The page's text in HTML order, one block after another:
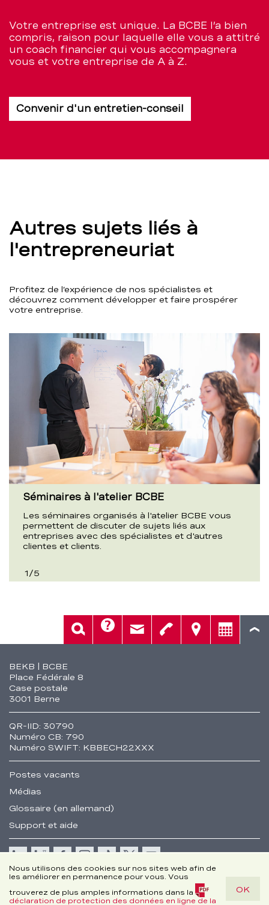
Cookie
Disclaimer
Nous utilisons des cookies sur nos sites web afin de
les améliorer en permanence pour vous. Vous
trouverez de plus amples informations dans la
déclaration de protection des données en ligne de la
OK
Votre entreprise est unique. La BCBE l’a bien
compris, raison pour laquelle elle vous a attitré
un coach financier qui vous accompagnera
vous et votre entreprise de A à Z.
Convenir d'un entretien-conseil
Autres sujets liés à
l'entrepreneuriat
Profitez de l’expérience de nos spécialistes et
découvrez comment développer et faire prospérer
votre entreprise.
Séminaires à l'atelier BCBE
Les séminaires organisés à l'atelier BCBE vous
permettent de discuter de sujets liés aux
entreprises avec des spécialistes et d'autres
clientes et clients.
1/5
Fusszeile
BEKB | BCBE
Place Fédérale 8
Case postale
3001 Berne
QR-IID: 30790
Numéro CB: 790
Numéro SWIFT: KBBECH22XXX
Postes vacants
Médias
Glossaire (en allemand)
Support et aide